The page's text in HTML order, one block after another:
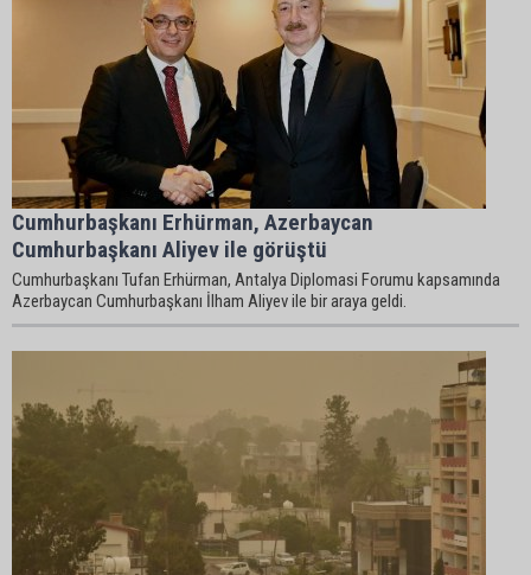
Cumhurbaşkanı Erhürman, Azerbaycan
Cumhurbaşkanı Aliyev ile görüştü
Cumhurbaşkanı Tufan Erhürman, Antalya Diplomasi Forumu kapsamında
Azerbaycan Cumhurbaşkanı İlham Aliyev ile bir araya geldi.